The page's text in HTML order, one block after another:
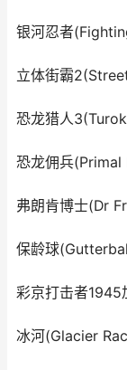
银河忍者
立体街霸
恐龙猎人
恐龙佣兵(Primal
弗朗肯博士(Dr
保龄球
彩京打击者1945
冰河(Glacier